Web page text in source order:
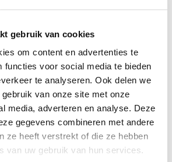
gebruik van cookies
om content en advertenties te
functies voor social media te bieden
te analyseren. Ook delen we
van onze site met onze
media, adverteren en analyse. Deze
gegevens combineren met andere
ze heeft verstrekt of die ze hebben
van uw gebruik van hun services.